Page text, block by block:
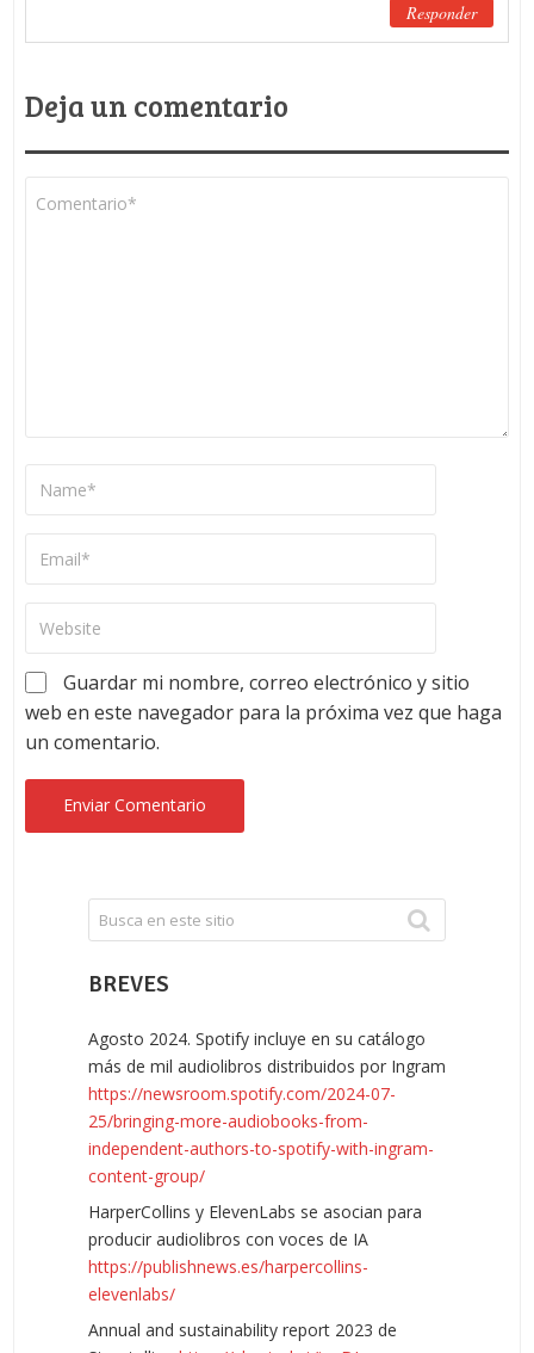
Responder
Deja un comentario
Guardar mi nombre, correo electrónico y sitio
web en este navegador para la próxima vez que haga
un comentario.
BREVES
Agosto 2024. Spotify incluye en su catálogo
más de mil audiolibros distribuidos por Ingram
https://newsroom.spotify.com/2024-07-
25/bringing-more-audiobooks-from-
independent-authors-to-spotify-with-ingram-
content-group/
HarperCollins y ElevenLabs se asocian para
producir audiolibros con voces de IA
https://publishnews.es/harpercollins-
elevenlabs/
Annual and sustainability report 2023 de